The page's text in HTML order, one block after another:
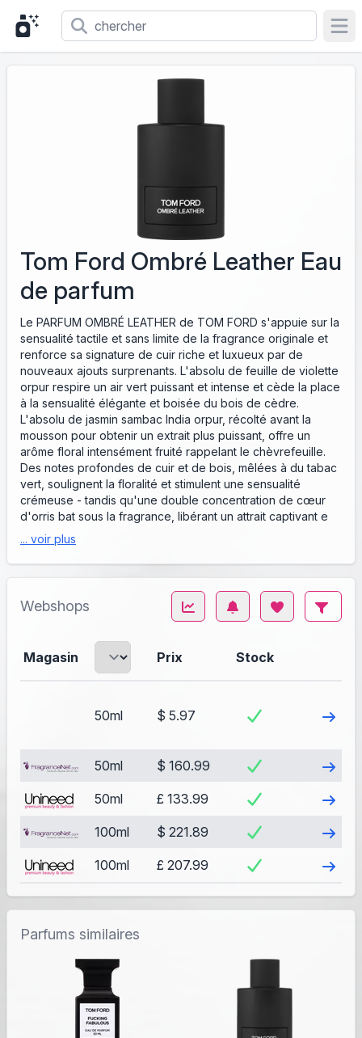
Tom Ford Ombré Leather Eau
de parfum
Le PARFUM OMBRÉ LEATHER de TOM FORD s'appuie sur la
sensualité tactile et sans limite de la fragrance originale et
renforce sa signature de cuir riche et luxueux par de
nouveaux ajouts surprenants. L'absolu de feuille de violette
orpur respire un air vert puissant et intense et cède la place
à la sensualité élégante et boisée du bois de cèdre.
L'absolu de jasmin sambac India orpur, récolté avant la
mousson pour obtenir un extrait plus puissant, offre un
arôme floral intensément fruité rappelant le chèvrefeuille.
Des notes profondes de cuir et de bois, mêlées à du tabac
vert, soulignent la floralité et stimulent une sensualité
crémeuse - tandis qu'une double concentration de cœur
d'orris bat sous la fragrance, libérant un attrait captivant e
... voir plus
Webshops
Magasin Prix Stock
50ml $ 5.97 Visite
50ml $ 160.99 Visite
50ml £ 133.99 Visite
100ml $ 221.89 Visite
100ml £ 207.99 Visite
Parfums similaires